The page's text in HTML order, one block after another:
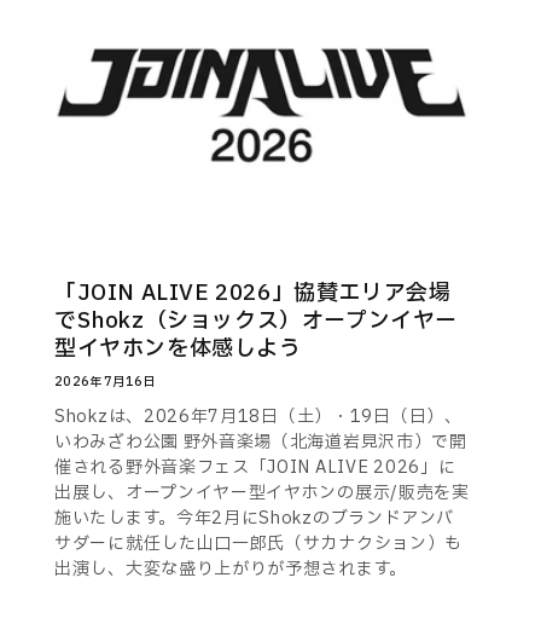
「JOIN ALIVE 2026」協賛エリア会場
でShokz（ショックス）オープンイヤー
型イヤホンを体感しよう
2026年7月16日
Shokzは、2026年7月18日（土）・19日（日）、
いわみざわ公園 野外音楽場（北海道岩見沢市）で開
催される野外音楽フェス「JOIN ALIVE 2026」に
出展し、オープンイヤー型イヤホンの展示/販売を実
施いたします。今年2月にShokzのブランドアンバ
サダーに就任した山口一郎氏（サカナクション）も
出演し、大変な盛り上がりが予想されます。